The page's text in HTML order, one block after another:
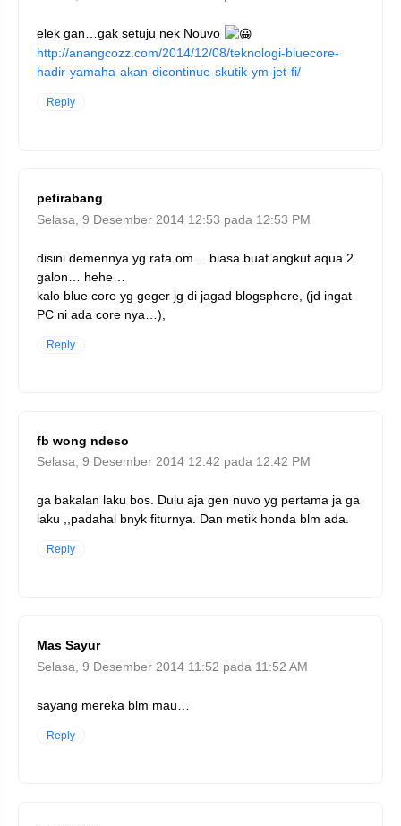
elek gan…gak setuju nek Nouvo
http://anangcozz.com/2014/12/08/teknologi-bluecore-
hadir-yamaha-akan-dicontinue-skutik-ym-jet-fi/
Reply
petirabang
Selasa, 9 Desember 2014 12:53 pada 12:53 PM
disini demennya yg rata om… biasa buat angkut aqua 2
galon… hehe…
kalo blue core yg geger jg di jagad blogsphere, (jd ingat
PC ni ada core nya…),
Reply
fb wong ndeso
Selasa, 9 Desember 2014 12:42 pada 12:42 PM
ga bakalan laku bos. Dulu aja gen nuvo yg pertama ja ga
laku ,,padahal bnyk fiturnya. Dan metik honda blm ada.
Reply
Mas Sayur
Selasa, 9 Desember 2014 11:52 pada 11:52 AM
sayang mereka blm mau…
Reply